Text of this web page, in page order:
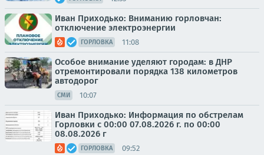
Иван Приходько: Вниманию горловчан:
отключение электроэнергии
ГОРЛОВКА 11:08
Особое внимание уделяют городам: в ДНР
отремонтировали порядка 138 километров
автодорог
СМИ 10:07
Иван Приходько: Информация по обстрелам
Горловки с 00:00 07.08.2026 г. по 00:00
08.08.2026 г
ГОРЛОВКА 09:52